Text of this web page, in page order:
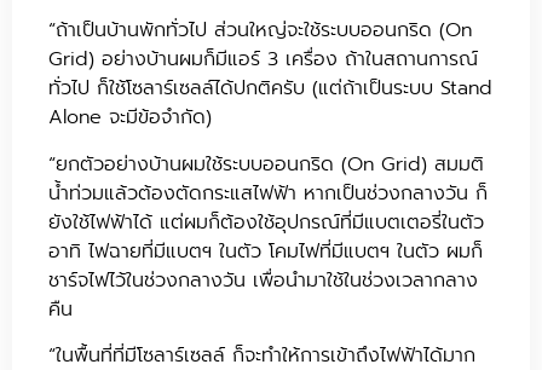
“ถ้าเป็นบ้านพักทั่วไป ส่วนใหญ่จะใช้ระบบออนกริด (On
Grid) อย่างบ้านผมก็มีแอร์ 3 เครื่อง ถ้าในสถานการณ์
ทั่วไป ก็ใช้โซลาร์เซลล์ได้ปกติครับ (แต่ถ้าเป็นระบบ Stand
Alone จะมีข้อจำกัด)
“ยกตัวอย่างบ้านผมใช้ระบบออนกริด (On Grid) สมมติ
น้ำท่วมแล้วต้องตัดกระแสไฟฟ้า หากเป็นช่วงกลางวัน ก็
ยังใช้ไฟฟ้าได้ แต่ผมก็ต้องใช้อุปกรณ์ที่มีแบตเตอรี่ในตัว
อาทิ ไฟฉายที่มีแบตฯ ในตัว โคมไฟที่มีแบตฯ ในตัว ผมก็
ชาร์จไฟไว้ในช่วงกลางวัน เพื่อนำมาใช้ในช่วงเวลากลาง
คืน
“ในพื้นที่ที่มีโซลาร์เซลล์ ก็จะทำให้การเข้าถึงไฟฟ้าได้มาก